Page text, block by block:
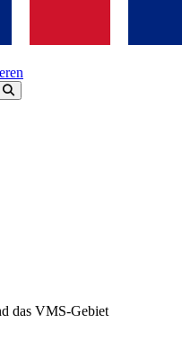
das VMS-Gebiet